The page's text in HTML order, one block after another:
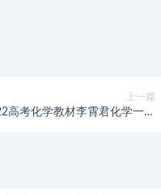
上一篇
高考化学教材李霄君化学一轮